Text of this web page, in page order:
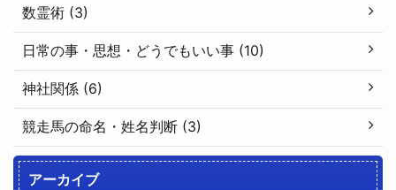
数霊術 (3)
日常の事・思想・どうでもいい事 (10)
神社関係 (6)
競走馬の命名・姓名判断 (3)
アーカイブ